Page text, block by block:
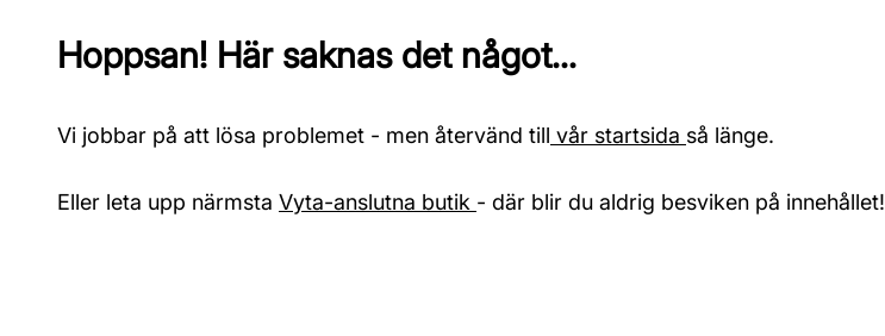
Hoppsan! Här saknas det något...
Vi jobbar på att lösa problemet - men återvänd till vår startsida så länge.
Eller leta upp närmsta Vyta-anslutna butik - där blir du aldrig besviken på innehållet!